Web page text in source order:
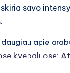
savo
apie
kvepaluose: